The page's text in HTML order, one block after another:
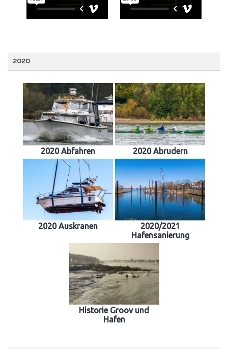
2020
2020 Abfahren 2020 Abrudern
2020 Auskranen
2020/2021
Hafensanierung
Historie Groov und
Hafen